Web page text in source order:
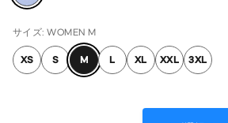
サイズ: WOMEN M
XS S M L XL XXL 3XL